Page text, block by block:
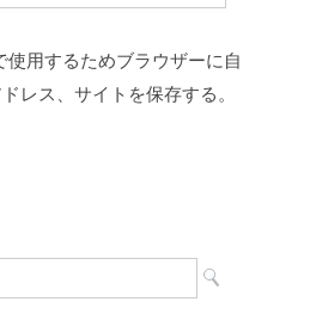
使用するためブラウザーに自
レス、サイトを保存する。